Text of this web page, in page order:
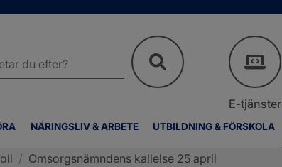
NÄRINGSLIV & ARBETE UTBILDNING & FÖRSKOLA
E-tjänster
/ Omsorgsnämndens kallelse 25 april